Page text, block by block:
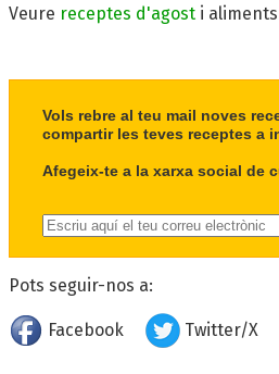
Veure receptes d'agost i
Vols rebre al teu mail noves
compartir les teves receptes a
Afegeix-te a la xarxa social de
Pots seguir-nos a:
Facebook Twitter/X